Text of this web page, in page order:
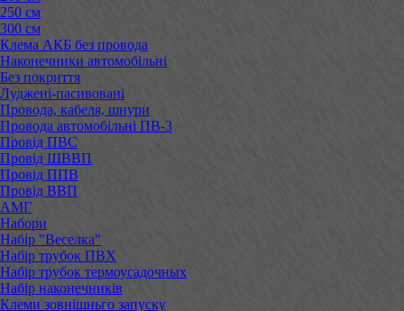
250 см
300 см
Клема АКБ без провода
Наконечники автомобільні
Без покриття
Луджені-пасивовані
Провода, кабеля, шнури
Провода автомобільні ПВ-3
Провід ПВС
Провід ШВВП
Провід ППВ
Провід ВВП
АМГ
Набори
Набір "Веселка"
Набір трубок ПВХ
Набір трубок термоусадочных
Набір наконечників
Клеми зовнішньго запуску